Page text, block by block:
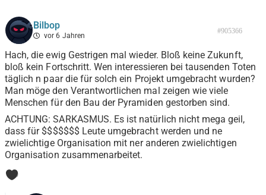
Bilbop
vor 6 Jahren
#905366
Hach, die ewig Gestrigen mal wieder. Bloß keine Zukunft,
bloß kein Fortschritt. Wen interessieren bei tausenden Toten
täglich n paar die für solch ein Projekt umgebracht wurden?
Man möge den Verantwortlichen mal zeigen wie viele
Menschen für den Bau der Pyramiden gestorben sind.
ACHTUNG: SARKASMUS. Es ist natürlich nicht mega geil,
dass für $$$$$$$ Leute umgebracht werden und ne
zwielichtige Organisation mit ner anderen zwielichtigen
Organisation zusammenarbeitet.
0